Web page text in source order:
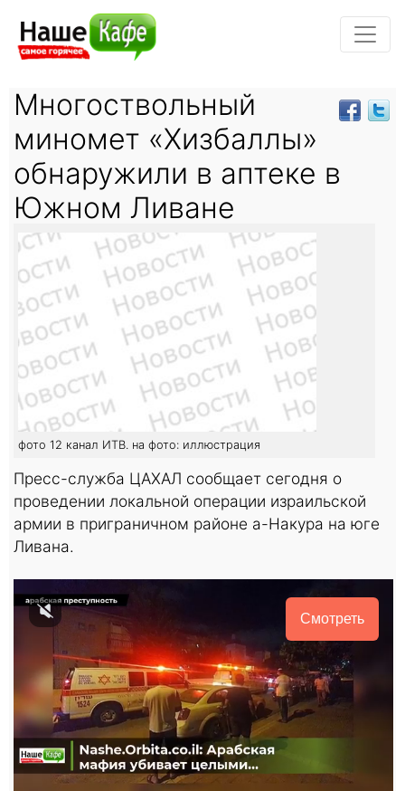
Многоствольный
миномет «Хизбаллы»
обнаружили в аптеке в
Южном Ливане
фото 12 канал ИТВ. на фото: иллюстрация
Пресс-служба ЦАХАЛ сообщает сегодня о
проведении локальной операции израильской
армии в приграничном районе а-Накура на юге
Ливана.
Смотреть